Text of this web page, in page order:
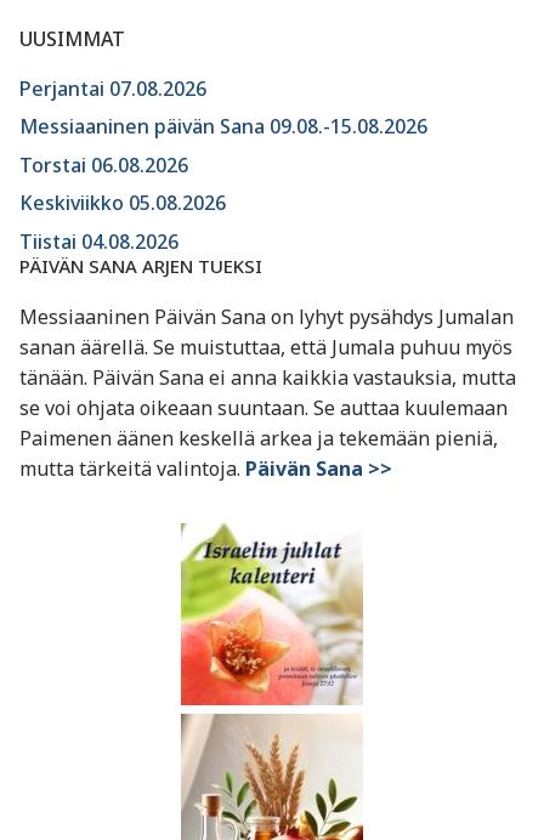
UUSIMMAT
Perjantai 07.08.2026
Messiaaninen päivän Sana 09.08.-15.08.2026
Torstai 06.08.2026
Keskiviikko 05.08.2026
Tiistai 04.08.2026
PÄIVÄN SANA ARJEN TUEKSI
Messiaaninen Päivän Sana on lyhyt pysähdys Jumalan
sanan äärellä. Se muistuttaa, että Jumala puhuu myös
tänään. Päivän Sana ei anna kaikkia vastauksia, mutta
se voi ohjata oikeaan suuntaan. Se auttaa kuulemaan
Paimenen äänen keskellä arkea ja tekemään pieniä,
mutta tärkeitä valintoja. Päivän Sana >>